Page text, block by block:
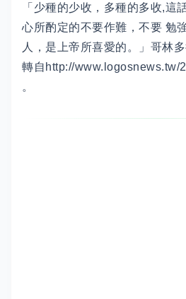
「少種的少收，多種的多收,這
心所酌定的不要作難，不要 勉
人，是上帝所喜愛的。」哥林
轉自http://www.logosnews.tw/
。